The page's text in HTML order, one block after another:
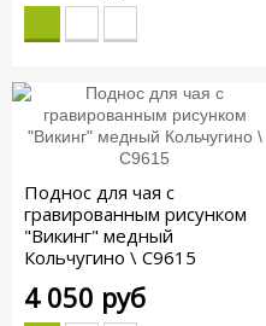
Поднос для чая с
гравированным рисунком
"Викинг" медный
Кольчугино \ С9615
4 050 руб